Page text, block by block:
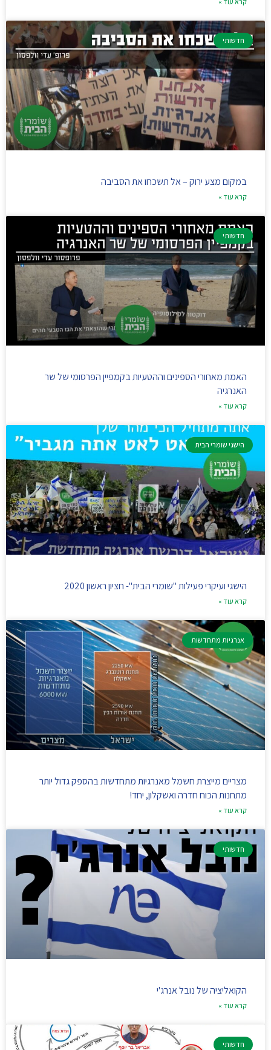
חדשותי
במקום מצע ירוק – אל תשכחו את הסביבה
קרא עוד »
חדשותי
האמת מאחורי הספינים וההטעיות בקמפיין הפרסומי של שר
האנרגיה
קרא עוד »
הישגי שומרי הבית
הישגי ועיקרי פעילות "שומרי הבית"- חציון ראשון 2020
קרא עוד »
אנרגיות מתחדשות
מצריים מייצרת חשמל מאנרגיות מתחדשות בהספק גדול יותר
מתחנות הכוח חדרה ואשקלון, יחד!
קרא עוד »
חדשותי
הקואליציה של נובל אנרג'י
קרא עוד »
חדשותי